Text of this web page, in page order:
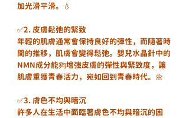
加光滑平滑。💧
✅2. 皮膚鬆弛的緊致
年輕的肌膚通常會保持良好的彈性，而隨著時
間的推移，肌膚會變得鬆弛。嬰兒水晶針中的
NMN成分能夠增強皮膚的彈性與緊致度，讓
肌膚重獲青春活力，宛如回到青春時代。🌼
✅3. 膚色不均與暗沉
許多人在生活中面臨著膚色不均與暗沉的困